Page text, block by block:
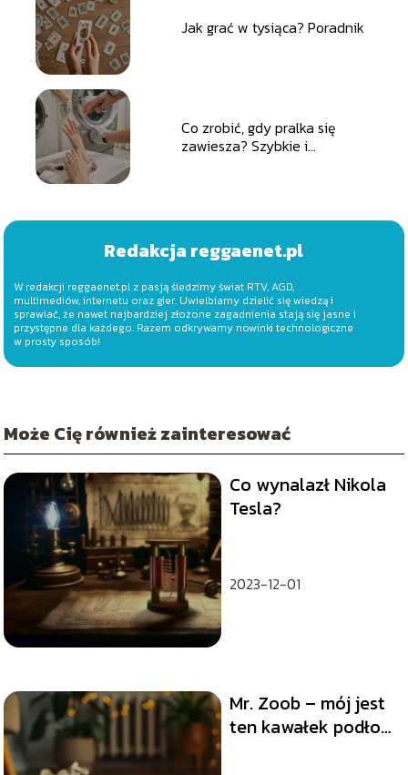
Jak grać w tysiąca? Poradnik
Co zrobić, gdy pralka się
zawiesza? Szybkie i
Redakcja reggaenet.pl
W redakcji reggaenet.pl z pasją śledzimy świat RTV, AGD,
multimediów, internetu oraz gier. Uwielbiamy dzielić się wiedzą i
sprawiać, że nawet najbardziej złożone zagadnienia stają się jasne i
przystępne dla każdego. Razem odkrywamy nowinki technologiczne
w prosty sposób!
Może Cię również zainteresować
Co wynalazł Nikola
Tesla?
2023-12-01
Mr. Zoob – mój jest
ten kawałek podłogi